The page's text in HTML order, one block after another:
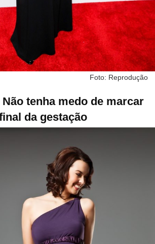
Foto: Reprodução
Não tenha medo de marcar
da gestação